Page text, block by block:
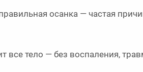
осанка — частая
тело — без воспаления,